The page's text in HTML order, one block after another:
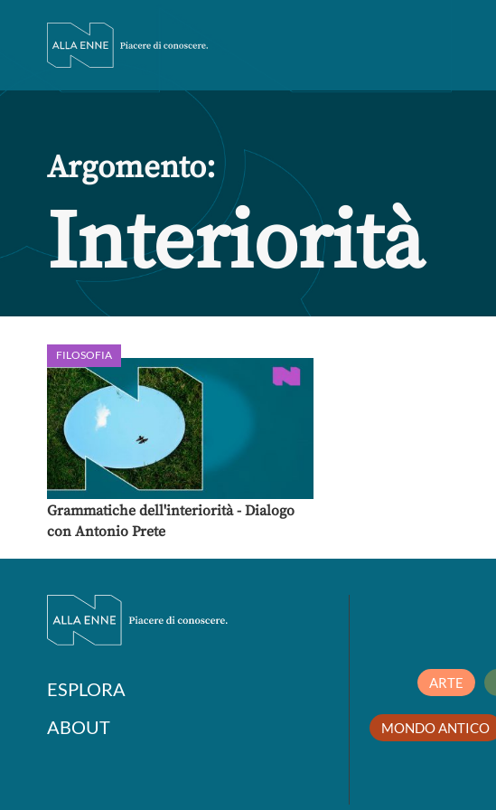
Argomento:
Interiorità
FILOSOFIA
Grammatiche dell'interiorità - Dialogo
con Antonio Prete
ESPLORA
ABOUT
ARTE
MONDO ANTICO